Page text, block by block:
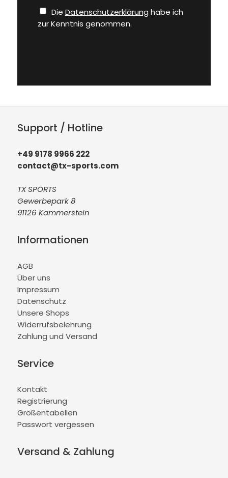
Die Datenschutzerklärung habe ich
zur Kenntnis genommen.
Support / Hotline
+49 9178 9966 222
contact@tx-sports.com
TX SPORTS
Gewerbepark 8
91126 Kammerstein
Informationen
AGB
Über uns
Impressum
Datenschutz
Unsere Shops
Widerrufsbelehrung
Zahlung und Versand
Service
Kontakt
Registrierung
Größentabellen
Passwort vergessen
Versand & Zahlung